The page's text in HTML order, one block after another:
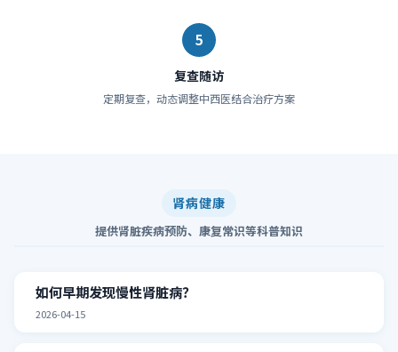
5
复查随访
定期复查，动态调整中西医结合治疗方案
肾病健康
提供肾脏疾病预防、康复常识等科普知识
如何早期发现慢性肾脏病？
2026-04-15